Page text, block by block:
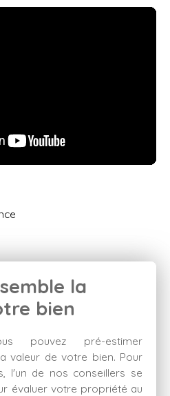
la
bien
pouvez pré-estimer
valeur de votre bien. Pour
l'un de nos conseillers se
évaluer votre propriété au